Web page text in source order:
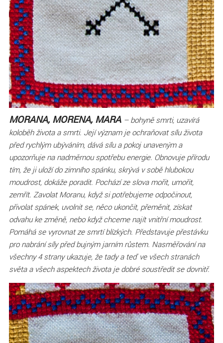
MORANA, MORENA, MARA – bohyně smrti, uzavírá
koloběh života a smrti. Její význam je ochraňovat sílu života
před rychlým ubýváním, dává sílu a pokoj unaveným a
upozorňuje na nadměrnou spotřebu energie. Obnovuje přírodu
tím, že ji uloží do zimního spánku, skrývá v sobě hlubokou
moudrost, dokáže poradit. Pochází ze slova mořit, umořit,
zemřít. Zavolat Moranu, když si potřebujeme odpočinout,
přivolat spánek, uvolnit se, něco ukončit, přeměnit, získat
odvahu ke změně, nebo když chceme najít vnitřní moudrost.
Pomáhá se vyrovnat ze smrtí blízkých. Představuje přestávku
pro nabrání síly před bujným jarním růstem. Nasměřování na
všechny 4 strany ukazuje, že tady a teď ve všech stranách
světa a všech aspektech života je dobré soustředit se dovnitř.